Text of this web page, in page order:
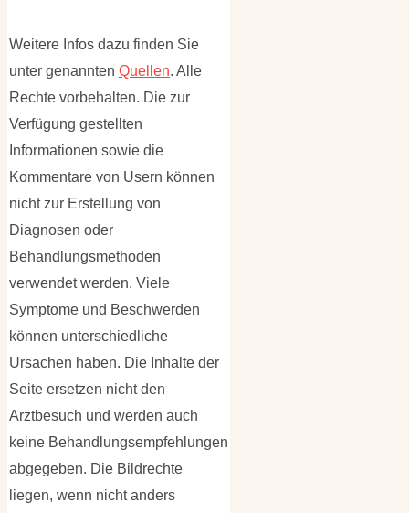
Weitere Infos dazu finden Sie
unter genannten Quellen. Alle
Rechte vorbehalten. Die zur
Verfügung gestellten
Informationen sowie die
Kommentare von Usern können
nicht zur Erstellung von
Diagnosen oder
Behandlungsmethoden
verwendet werden. Viele
Symptome und Beschwerden
können unterschiedliche
Ursachen haben. Die Inhalte der
Seite ersetzen nicht den
Arztbesuch und werden auch
keine Behandlungsempfehlungen
abgegeben. Die Bildrechte
liegen, wenn nicht anders